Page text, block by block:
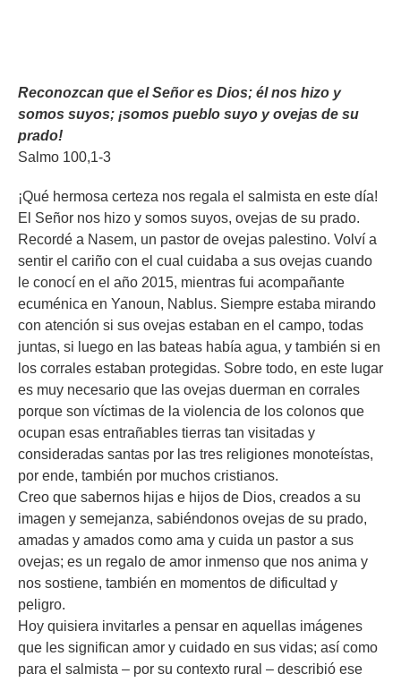
Reconozcan que el Señor es Dios; él nos hizo y
somos suyos; ¡somos pueblo suyo y ovejas de su
prado!
Salmo 100,1-3
¡Qué hermosa certeza nos regala el salmista en este día!
El Señor nos hizo y somos suyos, ovejas de su prado.
Recordé a Nasem, un pastor de ovejas palestino. Volví a
sentir el cariño con el cual cuidaba a sus ovejas cuando
le conocí en el año 2015, mientras fui acompañante
ecuménica en Yanoun, Nablus. Siempre estaba mirando
con atención si sus ovejas estaban en el campo, todas
juntas, si luego en las bateas había agua, y también si en
los corrales estaban protegidas. Sobre todo, en este lugar
es muy necesario que las ovejas duerman en corrales
porque son víctimas de la violencia de los colonos que
ocupan esas entrañables tierras tan visitadas y
consideradas santas por las tres religiones monoteístas,
por ende, también por muchos cristianos.
Creo que sabernos hijas e hijos de Dios, creados a su
imagen y semejanza, sabiéndonos ovejas de su prado,
amadas y amados como ama y cuida un pastor a sus
ovejas; es un regalo de amor inmenso que nos anima y
nos sostiene, también en momentos de dificultad y
peligro.
Hoy quisiera invitarles a pensar en aquellas imágenes
que les significan amor y cuidado en sus vidas; así como
para el salmista – por su contexto rural – describió ese